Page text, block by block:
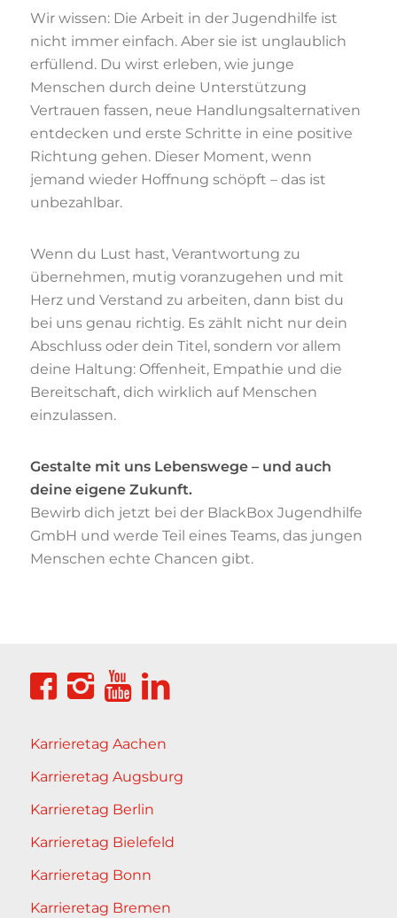
Wir wissen: Die Arbeit in der Jugendhilfe ist
nicht immer einfach. Aber sie ist unglaublich
erfüllend. Du wirst erleben, wie junge
Menschen durch deine Unterstützung
Vertrauen fassen, neue Handlungsalternativen
entdecken und erste Schritte in eine positive
Richtung gehen. Dieser Moment, wenn
jemand wieder Hoffnung schöpft – das ist
unbezahlbar.
Wenn du Lust hast, Verantwortung zu
übernehmen, mutig voranzugehen und mit
Herz und Verstand zu arbeiten, dann bist du
bei uns genau richtig. Es zählt nicht nur dein
Abschluss oder dein Titel, sondern vor allem
deine Haltung: Offenheit, Empathie und die
Bereitschaft, dich wirklich auf Menschen
einzulassen.
Gestalte mit uns Lebenswege – und auch
deine eigene Zukunft.
Bewirb dich jetzt bei der BlackBox Jugendhilfe
GmbH und werde Teil eines Teams, das jungen
Menschen echte Chancen gibt.
Karrieretag Aachen
Karrieretag Augsburg
Karrieretag Berlin
Karrieretag Bielefeld
Karrieretag Bonn
Karrieretag Bremen